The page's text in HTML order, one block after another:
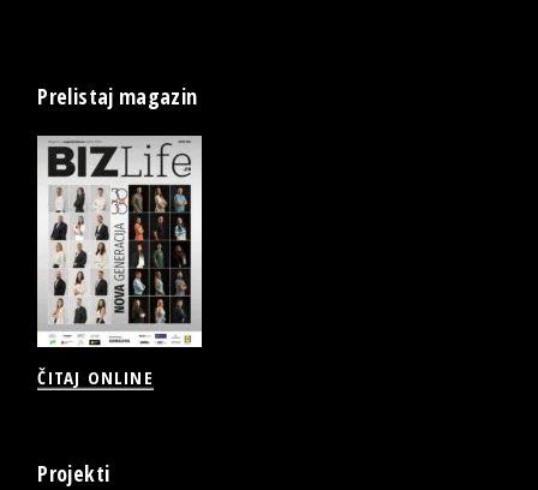
Prelistaj magazin
ČITAJ ONLINE
Projekti